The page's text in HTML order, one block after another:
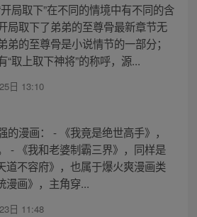
局取下”在不同的情境中有不同的含
局取下了弟弟的至尊骨最新章节无
弟的至尊骨是小说情节的一部分；
“取上取下神将”的称呼，源...
日 13:10
的漫画： - 《我竟是绝世高手》，
- 《我和老婆制霸三界》，同样是
道不容府》，也属于爆火爽漫画类
漫画》，主角穿...
日 11:48